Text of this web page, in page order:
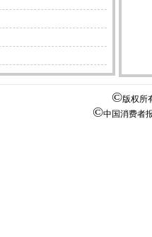
©版权所
©中国消费者